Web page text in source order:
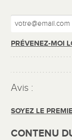
PRÉVENEZ-MOI
Avis :
SOYEZ LE
CONTENU